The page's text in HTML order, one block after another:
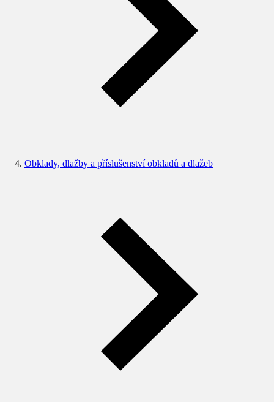
Obklady, dlažby a příslušenství obkladů a dlažeb